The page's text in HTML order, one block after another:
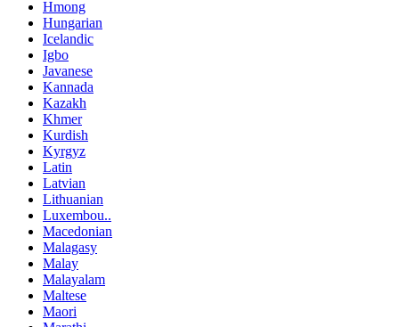
Hmong
Hungarian
Icelandic
Igbo
Javanese
Kannada
Kazakh
Khmer
Kurdish
Kyrgyz
Latin
Latvian
Lithuanian
Luxembou..
Macedonian
Malagasy
Malay
Malayalam
Maltese
Maori